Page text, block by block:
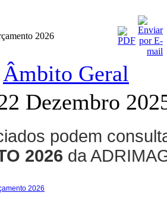
2026
Âmbito Geral
Dezembro
podem
2026 da
2026